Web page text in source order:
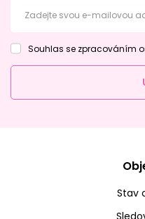
Zadejte svou e-mailovou
Souhlas se zpracováním
Stav